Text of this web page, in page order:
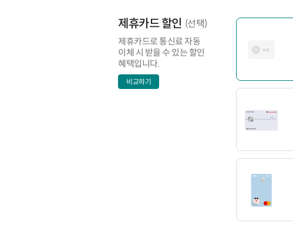
제휴카드 할인 (선택)
제휴카드로 통신료 자동
이체 시 받을 수 있는 할인
혜택입니다.
비교하기